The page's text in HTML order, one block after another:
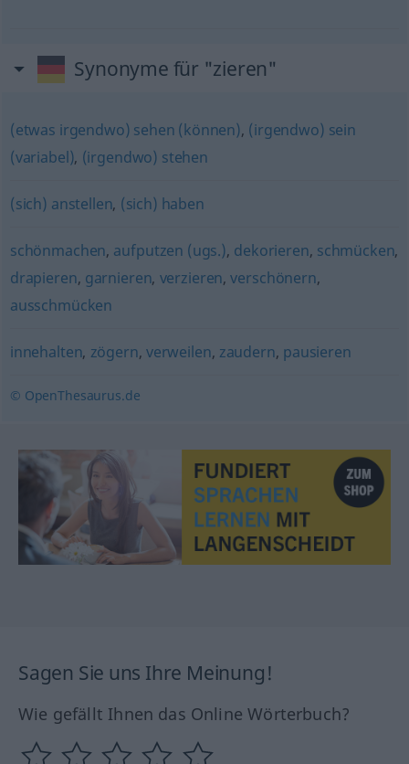
Synonyme für "zieren"
(etwas irgendwo) sehen (können), (irgendwo) sein
(variabel), (irgendwo) stehen
(sich) anstellen, (sich) haben
schönmachen, aufputzen (ugs.), dekorieren, schmücken,
drapieren, garnieren, verzieren,verschönern,
ausschmücken
innehalten, zögern, verweilen, zaudern, pausieren
© OpenThesaurus.de
Sagen Sie uns Ihre Meinung!
Wie gefällt Ihnen das Online Wörterbuch?